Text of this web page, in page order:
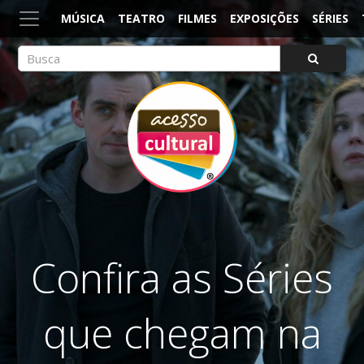
MÚSICA TEATRO FILMES EXPOSIÇÕES SÉRIES
ACESSO CULTURAL
Arte, Cultura Pop e Entretenimento
Confira as Séries
que chegam na